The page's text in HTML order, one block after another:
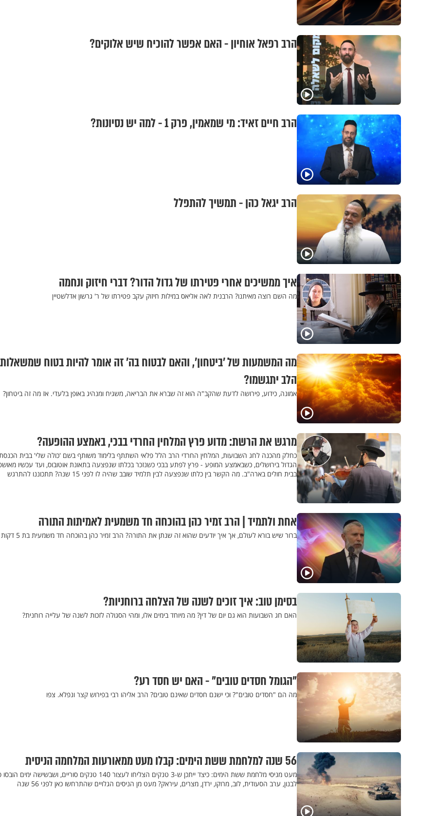
הרב רפאל אוחיון - האם אפשר להוכיח שיש אלוקים?
הרב חיים זאיד: מי שמאמין, פרק 1 - למה יש נסיונות?
הרב יגאל כהן - תמשיך להתפלל
איך ממשיכים אחרי פטירתו של גדול הדור? דברי חיזוק ונחמה
מה השם רוצה מאיתנו? הרבנית לאה אליאס במילות חיזוק עקב פטירתו של ר' גרשון אדלשטיין
מה המשמעות של 'ביטחון', והאם לבטוח בה' זה אומר להיות בטוח שמשאלות
הלב יתגשמו?
אמונה, כידוע, פירושה לדעת שהקב"ה הוא זה שברא את הבריאה, משגיח ומנהיג באופן בלעדי. אז מה זה ביטחון?
מרגש את הרשת: מדוע פרץ המלחין החרדי בבכי, באמצע ההופעה?
כחלק מהכנה לחג השבועות, המלחין החרדי הרב הלל פלאי השתתף בלימוד משותף בשם 'כולה שלי' בבית
הגדול בירושלים, כשבאמצע המופע - פרץ לפתע בבכי כשנזכר בכלתו שנפצעה בתאונת אוטובוס, ועד עכשיו
בבית חולים בארה"ב. מה הקשר בין כלתו שנפצעה לבין תלמיד שובב שהיה לו לפני 15 שנה? תתכוננו להתרגש
אחת ולתמיד | הרב זמיר כהן בהוכחה חד משמעית לאמיתות התורה
ברור שיש בורא לעולם, אך איך יודעים שהוא זה שנתן את התורה? הרב זמיר כהן בהוכחה חד משמעית בת 5 דקות
בסימן טוב: איך זוכים לשנה של הצלחה ברוחניות?
האם חג השבועות הוא גם יום של דין? מה מיוחד בימים אלו, ומהי הסגולה לזכות לשנה של עלייה רוחנית?
"הגומל חסדים טובים" - האם יש חסד רע?
מה הם "חסדים טובים"? וכי ישנם חסדים שאינם טובים? הרב אליהו רבי בפירוש קצר ונפלא. צפו
56 שנה למלחמת ששת הימים: קבלו מעט ממאורעות המלחמה הניסית
מעט מניסי מלחמת ששת הימים: כיצד ייתכן ש-3 טנקים הצליחו לעצור 140 טנקים סוריים, ושבשישה
לבנון, ערב הסעודית, לוב, מרוקו, ירדן, מצרים, עיראק? מעט מן הניסים הגלויים שהתרחשו כאן לפני 56 שנה